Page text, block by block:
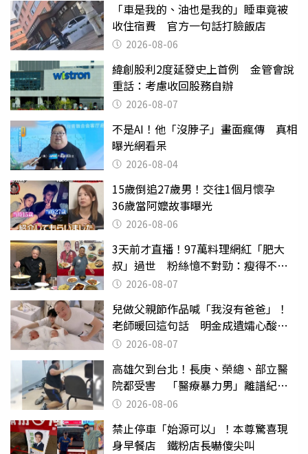
「車是我的、油也是我的」睡車竟被
收住宿費 官方一句話打臉飯店
2026-08-06
緯創股利2度延發史上首例 金管會說
重話：考慮收回股務自辦
2026-08-07
不是AI！他「沒脖子」畫面瘋傳 真相
曝光網看呆
2026-08-04
15歲倒追27歲男！交往1個月懷孕
36歲當阿嬤故事曝光
2026-08-06
3天前才直播！97萬料理網紅「肥大
叔」過世 粉絲憶不對勁：瘦得不合
理 2026-08-07
兒做父親節作品喊「我沒有爸爸」！
老師暖回這句話 明金成遺孀心酸惹
淚 2026-08-07
高雄欠到台北！長庚、榮總、部立醫
院都受害 「醫療暴力男」離譜紀錄
曝光2026-08-06
禁止停車「始源可以」！本尊驚喜現
身早餐店 鐵粉店長嚇傻尖叫